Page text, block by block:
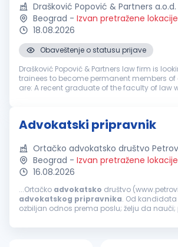
Drašković Popović & Partners a.o.d.
Beograd - Izvan pretražene lokacije
18.08.2026
Obaveštenje o statusu prijave
Drašković Popović & Partners law firm is
trainees to become permanent members of our
are: A recent graduate of the faculty of law with excellent
Advokatski pripravnik
Ortačko advokatsko društvo
Beograd - Izvan pretražene lokacije
16.08.2026
...Ortačko advokatsko društvo
advokatskog pripravnika. Od kandidata
ozbiljan odnos prema poslu; želju da